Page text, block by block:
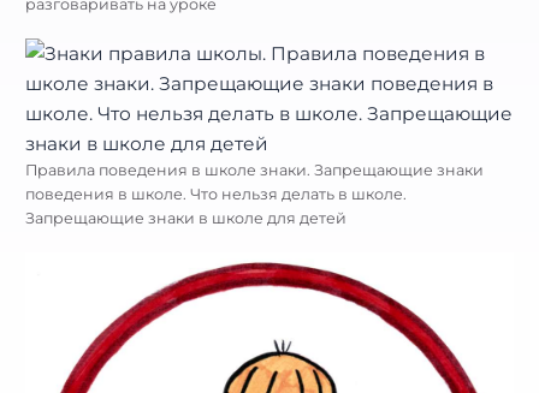
разговаривать на уроке
Правила поведения в школе знаки. Запрещающие знаки
поведения в школе. Что нельзя делать в школе.
Запрещающие знаки в школе для детей